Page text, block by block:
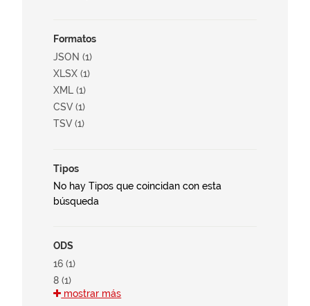
Formatos
JSON (1)
XLSX (1)
XML (1)
CSV (1)
TSV (1)
Tipos
No hay Tipos que coincidan con esta
búsqueda
ODS
16 (1)
8 (1)
mostrar más